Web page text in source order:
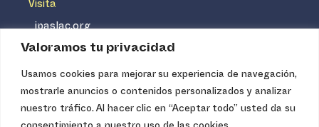
Valoramos tu privacidad
Usamos cookies para mejorar su experiencia de navegación,
mostrarle anuncios o contenidos personalizados y analizar
nuestro tráfico. Al hacer clic en “Aceptar todo” usted da su
Visita
ipaslac.org
ipasmexico.org
Ipas no es un distribuidor de insumos médicos. Nuestros
servicios se concentran, entre otros, en la difusión de